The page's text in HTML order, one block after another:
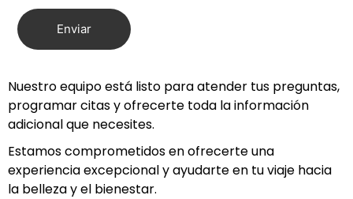
Nuestro equipo está listo para atender tus preguntas,
programar citas y ofrecerte toda la información
adicional que necesites.
Estamos comprometidos en ofrecerte una
experiencia excepcional y ayudarte en tu viaje hacia
la belleza y el bienestar.